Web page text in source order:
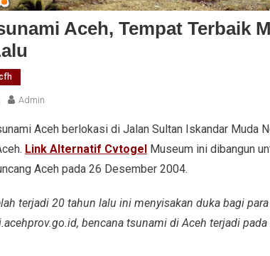
Aceh, Tempat Terbaik
Admin
Aceh berlokasi di Jalan Sultan Iskandar Muda
Link Alternatif Cvtogel Museum ini dibangun
Aceh pada 26 Desember 2004.
terjadi 20 tahun lalu ini menyisakan duka bagi
bencana tsunami di Aceh terjadi